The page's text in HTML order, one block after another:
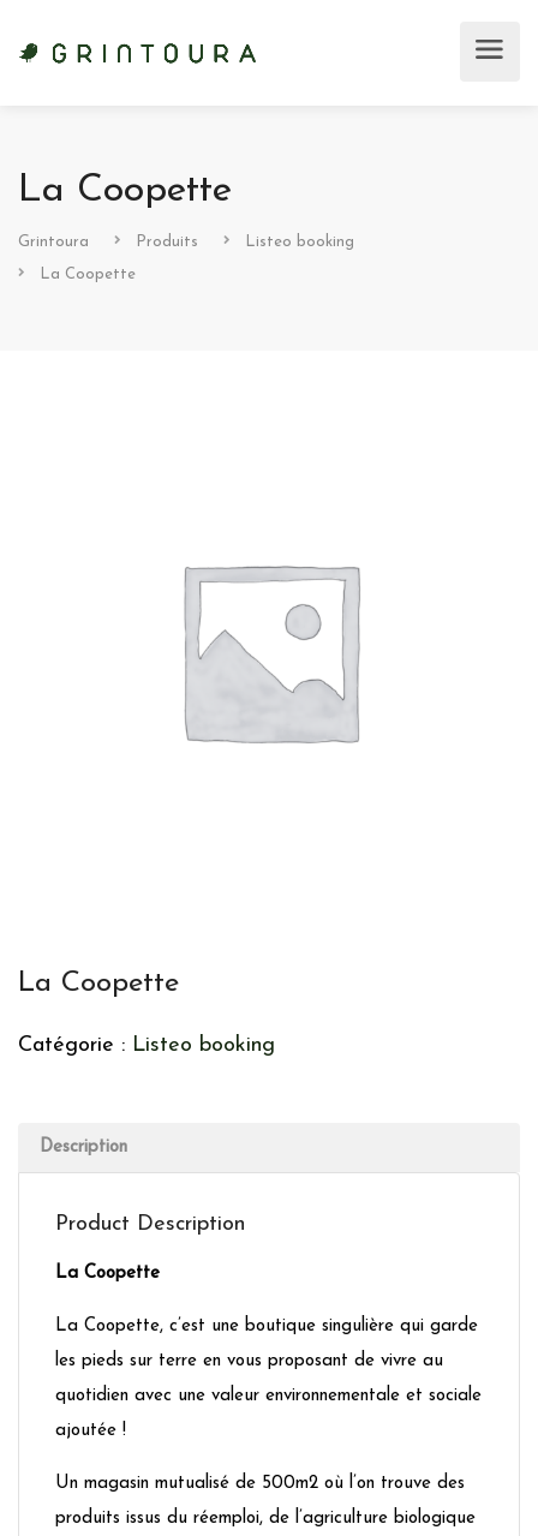
La Coopette
Grintoura Produits Listeo booking
La Coopette
La Coopette
Catégorie : Listeo booking
Description
Product Description
La Coopette
La Coopette, c’est une boutique singulière qui garde
les pieds sur terre en vous proposant de vivre au
quotidien avec une valeur environnementale et sociale
ajoutée !
Un magasin mutualisé de 500m2 où l’on trouve des
produits issus du réemploi, de l’agriculture biologique